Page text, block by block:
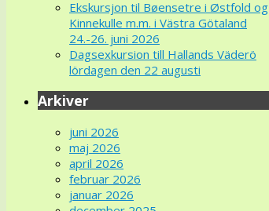
Ekskursjon til Bøensetre i Østfold og
Kinnekulle m.m. i Västra Götaland
24.-26. juni 2026
Dagsexkursion till Hallands Väderö
lördagen den 22 augusti
Arkiver
juni 2026
maj 2026
april 2026
februar 2026
januar 2026